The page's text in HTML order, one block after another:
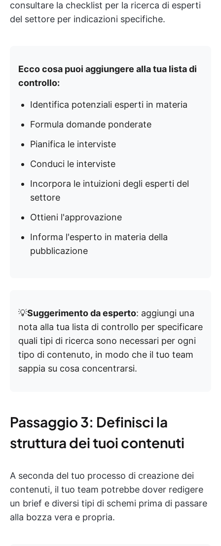
consultare la checklist per la ricerca di esperti
del settore per indicazioni specifiche.
Ecco cosa puoi aggiungere alla tua lista di
controllo:
Identifica potenziali esperti in materia
Formula domande ponderate
Pianifica le interviste
Conduci le interviste
Incorpora le intuizioni degli esperti del
settore
Ottieni l'approvazione
Informa l'esperto in materia della
pubblicazione
💡Suggerimento da esperto: aggiungi una
nota alla tua lista di controllo per specificare
quali tipi di ricerca sono necessari per ogni
tipo di contenuto, in modo che il tuo team
sappia su cosa concentrarsi.
Passaggio 3: Definisci la
struttura dei tuoi contenuti
A seconda del tuo processo di creazione dei
contenuti, il tuo team potrebbe dover redigere
un brief e diversi tipi di schemi prima di passare
alla bozza vera e propria.